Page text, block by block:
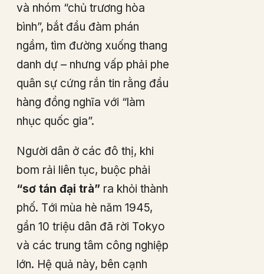
và nhóm “chủ trương hòa
bình”, bắt đầu đàm phán
ngầm, tìm đường xuống thang
danh dự – nhưng vấp phải phe
quân sự cứng rắn tin rằng đầu
hàng đồng nghĩa với “làm
nhục quốc gia”.
Người dân ở các đô thị, khi
bom rải liên tục, buộc phải
“sơ tán đại trà” ra khỏi thành
phố. Tới mùa hè năm 1945,
gần 10 triệu dân đã rời Tokyo
và các trung tâm công nghiệp
lớn. Hệ quả này, bên cạnh